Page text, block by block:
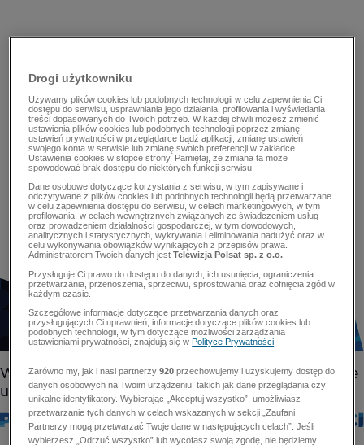
Drogi użytkowniku
Używamy plików cookies lub podobnych technologii w celu zapewnienia Ci
dostępu do serwisu, usprawniania jego działania, profilowania i wyświetlania
treści dopasowanych do Twoich potrzeb. W każdej chwili możesz zmienić
ustawienia plików cookies lub podobnych technologii poprzez zmianę
ustawień prywatności w przeglądarce bądź aplikacji, zmianę ustawień
swojego konta w serwisie lub zmianę swoich preferencji w zakładce
Ustawienia cookies w stopce strony. Pamiętaj, że zmiana ta może
spowodować brak dostępu do niektórych funkcji serwisu.
Dane osobowe dotyczące korzystania z serwisu, w tym zapisywane i
odczytywane z plików cookies lub podobnych technologii będą przetwarzane
w celu zapewnienia dostępu do serwisu, w celach marketingowych, w tym
profilowania, w celach wewnętrznych związanych ze świadczeniem usług
oraz prowadzeniem działalności gospodarczej, w tym dowodowych,
analitycznych i statystycznych, wykrywania i eliminowania nadużyć oraz w
celu wykonywania obowiązków wynikających z przepisów prawa.
Administratorem Twoich danych jestTelewizja Polsat sp. z o.o.
Przysługuje Ci prawo do dostępu do danych, ich usunięcia, ograniczenia
przetwarzania, przenoszenia, sprzeciwu, sprostowania oraz cofnięcia zgód w
każdym czasie.
Szczegółowe informacje dotyczące przetwarzania danych oraz
przysługujących Ci uprawnień, informacje dotyczące plików cookies lub
podobnych technologii, w tym dotyczące możliwości zarządzania
ustawieniami prywatności, znajdują się wPolityce Prywatności
Zarówno my, jak i nasi partnerzy920 przechowujemy i uzyskujemy dostęp do
danych osobowych na Twoim urządzeniu, takich jak dane przeglądania czy
unikalne identyfikatory. Wybierając „Akceptuj wszystko”, umożliwiasz
przetwarzanie tych danych w celach wskazanych w sekcji „Zaufani
Partnerzy mogą przetwarzać Twoje dane w następujących celach”. Jeśli
wybierzesz „Odrzuć wszystko” lub wycofasz swoją zgodę, nie będziemy